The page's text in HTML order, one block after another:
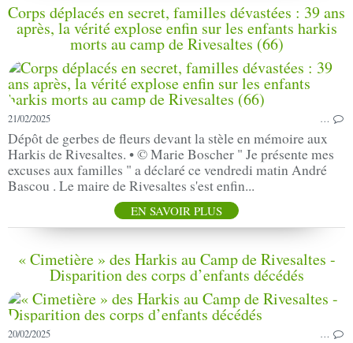
Corps déplacés en secret, familles dévastées : 39 ans
après, la vérité explose enfin sur les enfants harkis
morts au camp de Rivesaltes (66)
21/02/2025 …
Dépôt de gerbes de fleurs devant la stèle en mémoire aux
Harkis de Rivesaltes. • © Marie Boscher " Je présente mes
excuses aux familles " a déclaré ce vendredi matin André
Bascou . Le maire de Rivesaltes s'est enfin...
EN SAVOIR PLUS
« Cimetière » des Harkis au Camp de Rivesaltes -
Disparition des corps d’enfants décédés
20/02/2025 …